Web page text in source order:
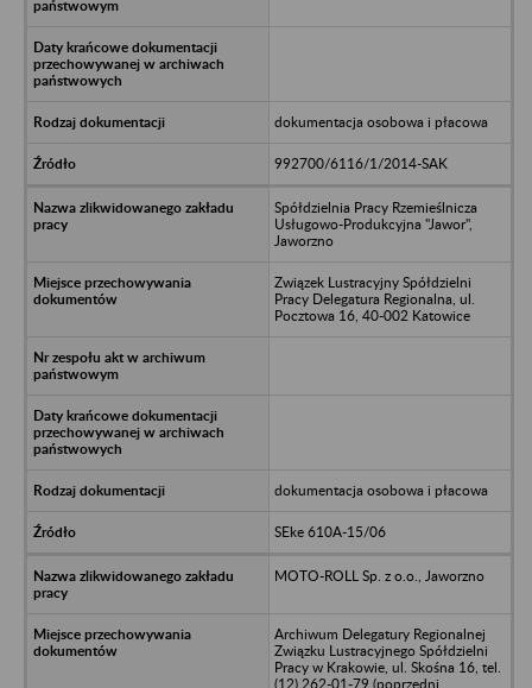
dokumentacja osobowa i płacowa
992700/6116/1/2014-SAK
Spółdzielnia Pracy Rzemieślnicza
Usługowo-Produkcyjna "Jawor",
Jaworzno
Związek Lustracyjny Spółdzielni
Pracy Delegatura Regionalna, ul.
Pocztowa 16, 40-002 Katowice
dokumentacja osobowa i płacowa
SEke 610A-15/06
MOTO-ROLL Sp. z o.o., Jaworzno
Archiwum Delegatury Regionalnej
Związku Lustracyjnego Spółdzielni
Pracy w Krakowie, ul. Skośna 16, tel.
(12) 262-01-79 (poprzedni